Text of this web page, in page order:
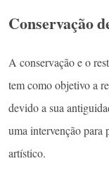
Conservação
A conservação e o
tem como objetivo a
devido a sua
uma intervenção para
artístico.